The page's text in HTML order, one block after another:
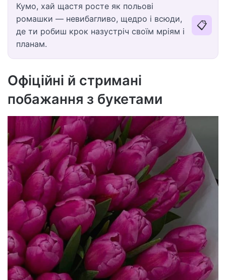
Кумо, хай щастя росте як польові
ромашки — невибагливо, щедро і всюди,
де ти робиш крок назустріч своїм мріям і
планам.
📋
Офіційні й стримані
побажання з букетами